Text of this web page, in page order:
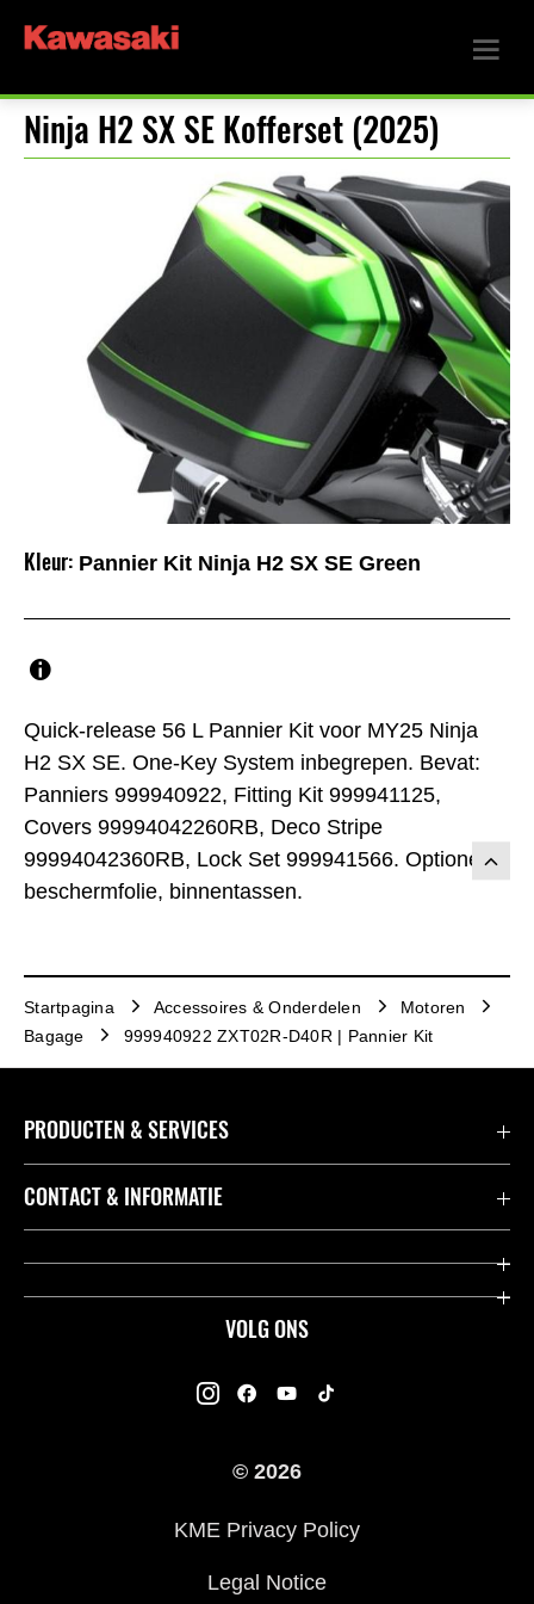
Ninja H2 SX SE Kofferset (2025)
Quick-release 56 L Pannier Kit voor MY25 Ninja
H2 SX SE. One-Key System inbegrepen. Bevat:
Panniers 999940922, Fitting Kit 999941125,
Covers 99994042260RB, Deco Stripe
99994042360RB, Lock Set 999941566. Optioneel:
beschermfolie, binnentassen.
Kleur: Pannier Kit Ninja H2 SX SE Green
Startpagina Accessoires & Onderdelen
Motoren
Bagage
999940922 ZXT02R-D40R | Pannier Kit
VOLG ONS
PRODUCTEN & SERVICES
Accessoires & Onderdelen
Dealers
K-Care Fabrieksgarantie
Gebruikershandleidingen
Kawasaki Road Assistance
Veelgestelde Vragen
CONTACT & INFORMATIE
Contact
© 2026
KME Privacy Policy
Legal Notice